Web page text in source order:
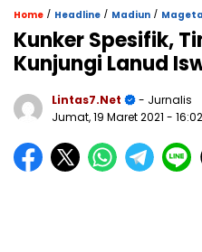
Home / Headline / Madiun /
Kunker Spesifik,
Kunjungi Lanud
Lintas7.net
- Jurnalis
Jumat, 19 Maret 2021 -